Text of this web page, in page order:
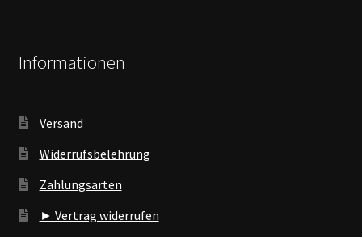
Informationen
Versand
Widerrufsbelehrung
Zahlungsarten
► Vertrag widerrufen